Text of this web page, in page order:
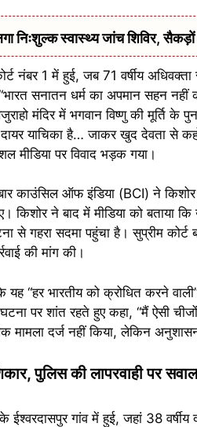
निःशुल्क स्वास्थ्य जांच शिविर, सैकड़ों
नंबर 1 में हुई, जब 71 वर्षीय
सनातन धर्म का अपमान सहन नहीं
मंदिर में भगवान विष्णु की मूर्ति के
याचिका है… जाकर खुद देवता से
मीडिया पर विवाद भड़क गया।
बार काउंसिल ऑफ इंडिया (BCI) ने
किशोर ने बाद में मीडिया को बताया
गहरा सदमा पहुंचा है। सुप्रीम कोर्ट
की मांग की।
“हर भारतीय को क्रोधित करने
पर शांत रहते हुए कहा, “मैं ऐसी
दर्ज नहीं किया, लेकिन
पुलिस की लापरवाही पर सवाल
गांव में हुई, जहां 38 वर्षीय